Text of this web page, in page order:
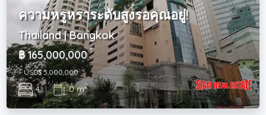
ความหรูหราระดับสูงรอคุณอยู่!
Thailand | Bangkok
฿ 165,000,000
~ USD$ 5,000,000
4 | 0 m2